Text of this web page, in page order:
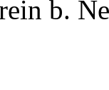
b.